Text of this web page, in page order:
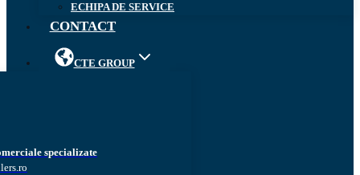
ECHIPA DE SERVICE
CONTACT
CTE GROUP
specializate